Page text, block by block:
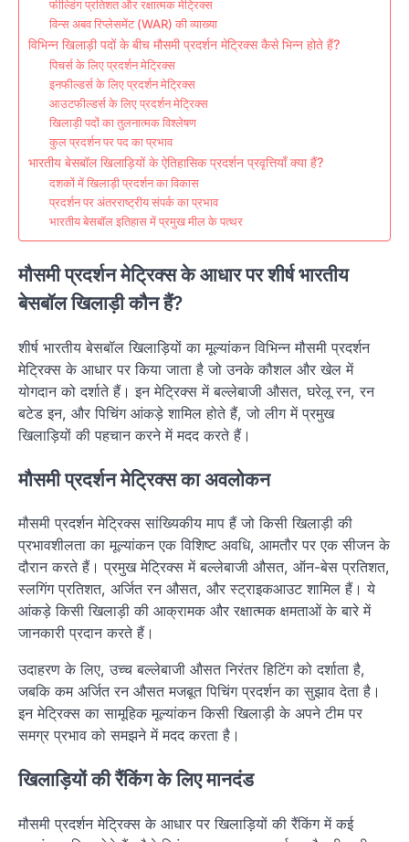
फील्डिंग प्रतिशत और रक्षात्मक मेट्रिक्स
विन्स अबव रिप्लेसमेंट (WAR) की व्याख्या
विभिन्न खिलाड़ी पदों के बीच मौसमी प्रदर्शन मेट्रिक्स कैसे भिन्न होते हैं?
पिचर्स के लिए प्रदर्शन मेट्रिक्स
इनफील्डर्स के लिए प्रदर्शन मेट्रिक्स
आउटफील्डर्स के लिए प्रदर्शन मेट्रिक्स
खिलाड़ी पदों का तुलनात्मक विश्लेषण
कुल प्रदर्शन पर पद का प्रभाव
भारतीय बेसबॉल खिलाड़ियों के ऐतिहासिक प्रदर्शन प्रवृत्तियाँ क्या हैं?
दशकों में खिलाड़ी प्रदर्शन का विकास
प्रदर्शन पर अंतरराष्ट्रीय संपर्क का प्रभाव
भारतीय बेसबॉल इतिहास में प्रमुख मील के पत्थर
मौसमी प्रदर्शन मेट्रिक्स के आधार पर शीर्ष भारतीय
बेसबॉल खिलाड़ी कौन हैं?
शीर्ष भारतीय बेसबॉल खिलाड़ियों का मूल्यांकन विभिन्न मौसमी प्रदर्शन
मेट्रिक्स के आधार पर किया जाता है जो उनके कौशल और खेल में
योगदान को दर्शाते हैं। इन मेट्रिक्स में बल्लेबाजी औसत, घरेलू रन, रन
बटेड इन, और पिचिंग आंकड़े शामिल होते हैं, जो लीग में प्रमुख
खिलाड़ियों की पहचान करने में मदद करते हैं।
मौसमी प्रदर्शन मेट्रिक्स का अवलोकन
मौसमी प्रदर्शन मेट्रिक्स सांख्यिकीय माप हैं जो किसी खिलाड़ी की
प्रभावशीलता का मूल्यांकन एक विशिष्ट अवधि, आमतौर पर एक सीजन के
दौरान करते हैं। प्रमुख मेट्रिक्स में बल्लेबाजी औसत, ऑन-बेस प्रतिशत,
स्लगिंग प्रतिशत, अर्जित रन औसत, और स्ट्राइकआउट शामिल हैं। ये
आंकड़े किसी खिलाड़ी की आक्रामक और रक्षात्मक क्षमताओं के बारे में
जानकारी प्रदान करते हैं।
उदाहरण के लिए, उच्च बल्लेबाजी औसत निरंतर हिटिंग को दर्शाता है,
जबकि कम अर्जित रन औसत मजबूत पिचिंग प्रदर्शन का सुझाव देता है।
इन मेट्रिक्स का सामूहिक मूल्यांकन किसी खिलाड़ी के अपने टीम पर
समग्र प्रभाव को समझने में मदद करता है।
खिलाड़ियों की रैंकिंग के लिए मानदंड
मौसमी प्रदर्शन मेट्रिक्स के आधार पर खिलाड़ियों की रैंकिंग में कई